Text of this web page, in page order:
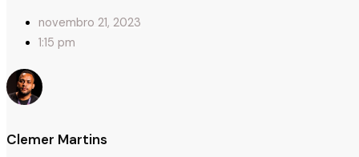
novembro 21, 2023
1:15 pm
Clemer Martins